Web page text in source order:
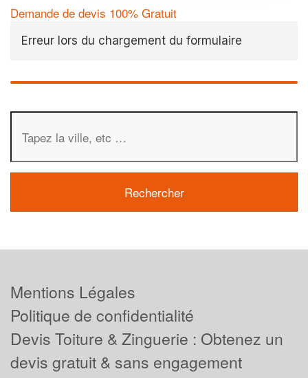
Demande de devis 100% Gratuit
Erreur lors du chargement du formulaire
Mentions Légales
Politique de confidentialité
Devis Toiture & Zinguerie : Obtenez un
devis gratuit & sans engagement